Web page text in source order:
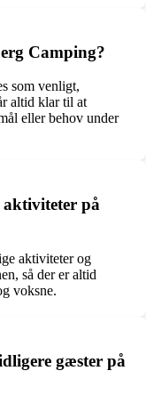
Camping?
som venligt,
altid klar til at
eller behov under
på
aktiviteter og
så der er altid
voksne.
gæster på